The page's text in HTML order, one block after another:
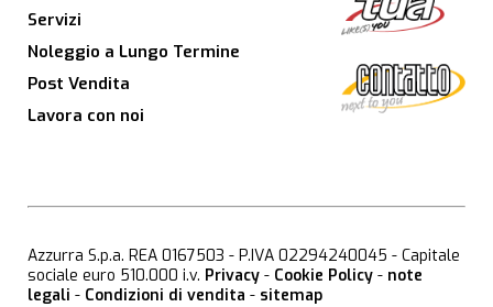
Servizi
Noleggio a Lungo Termine
Post Vendita
Lavora con noi
Azzurra S.p.a. REA 0167503 - P.IVA 02294240045 - Capitale
sociale euro 510.000 i.v. Privacy - Cookie Policy - note
legali - Condizioni di vendita - sitemap